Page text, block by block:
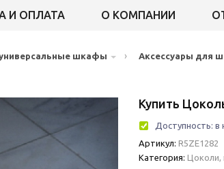
И ОПЛАТА О КОМПАНИИ
шкафы › Аксессуары для
Купить
Доступность: в
Артикул: R5ZE1282
Категория: Цоколи,